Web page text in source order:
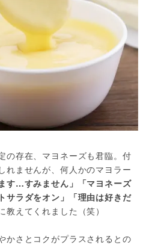
の存在、マヨネーズも君臨。付
れませんが、何人かのマヨラー
す…すみません」「マヨネーズ
サラダをオン」「理由は好きだ
教えてくれました（笑）
かさとコクがプラスされるとの